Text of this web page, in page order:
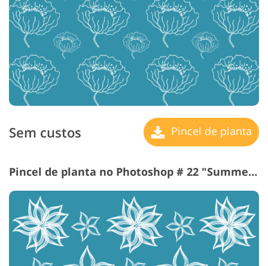
Sem custos Pincel de planta
Pincel de planta no Photoshop # 22 "Summer Days"